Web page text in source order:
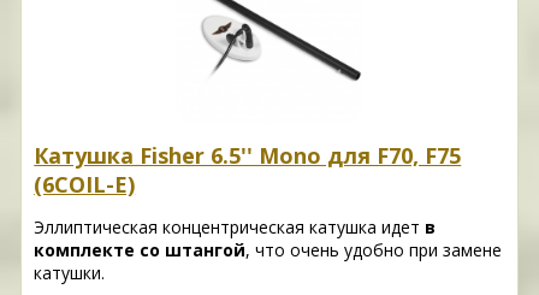
Катушка Fisher 6.5'' Mono для F70, F75
(6COIL-E)
Эллиптическая концентрическая катушка идет в
комплекте со штангой, что очень удобно при замене
катушки.